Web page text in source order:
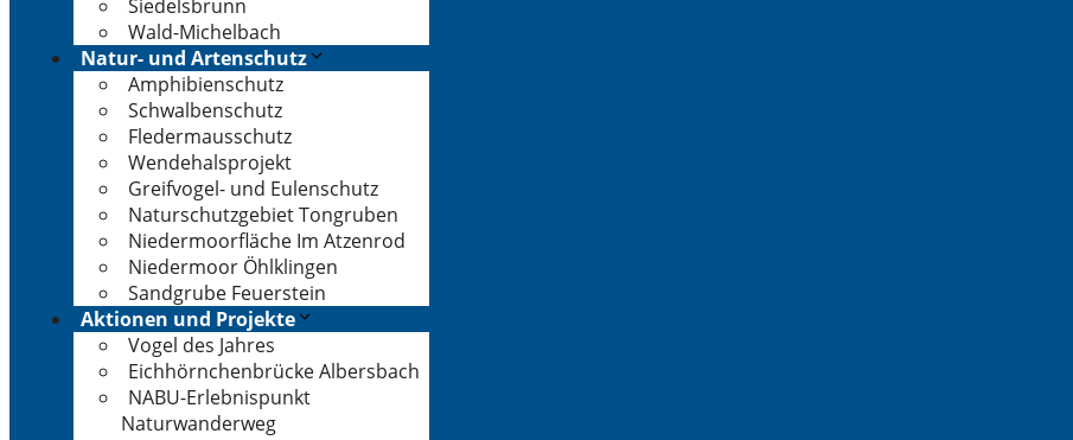
Siedelsbrunn
Wald-Michelbach
Natur- und Artenschutz
Amphibienschutz
Schwalbenschutz
Fledermausschutz
Wendehalsprojekt
Greifvogel- und Eulenschutz
Naturschutzgebiet Tongruben
Niedermoorfläche Im Atzenrod
Niedermoor Öhlklingen
Sandgrube Feuerstein
Aktionen und Projekte
Vogel des Jahres
Eichhörnchenbrücke Albersbach
NABU-Erlebnispunkt
Naturwanderweg